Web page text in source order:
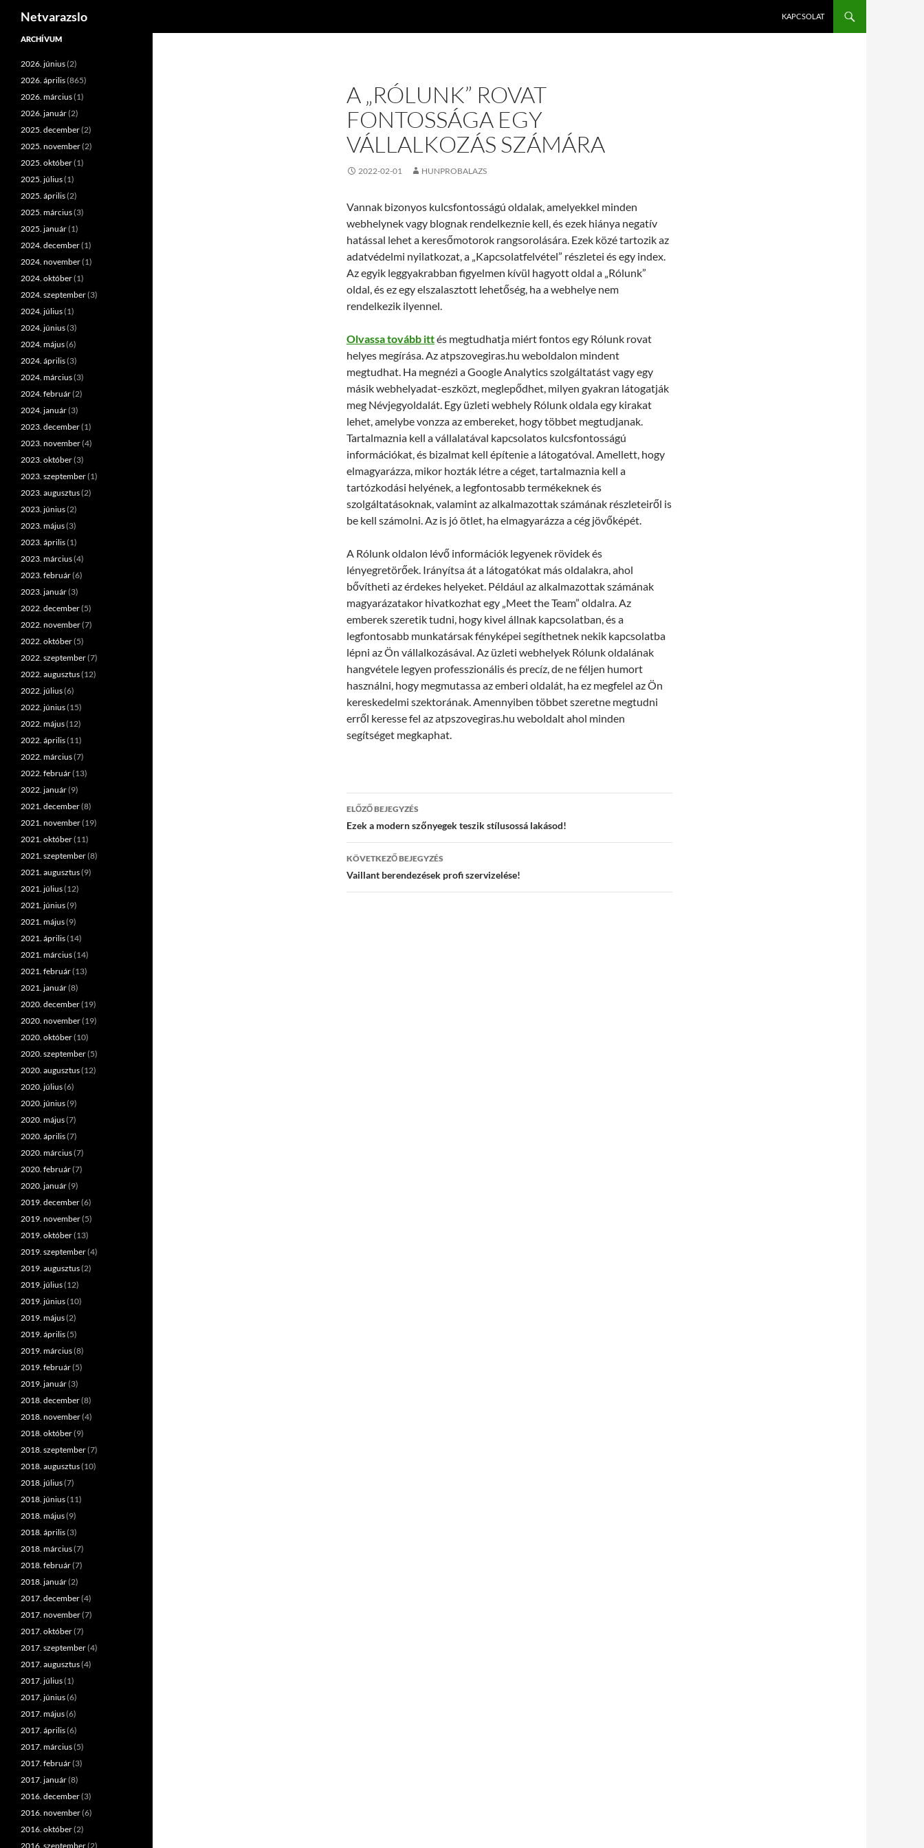
Kilépés
Netvarazslo KAPCSOLAT
A „RÓLUNK” ROVAT
FONTOSSÁGA EGY
VÁLLALKOZÁS SZÁMÁRA
2022-02-01 HUNPROBALAZS
Vannak bizonyos kulcsfontosságú oldalak, amelyekkel minden
webhelynek vagy blognak rendelkeznie kell, és ezek hiánya negatív
hatással lehet a keresőmotorok rangsorolására. Ezek közé tartozik az
adatvédelmi nyilatkozat, a „Kapcsolatfelvétel” részletei és egy index.
Az egyik leggyakrabban figyelmen kívül hagyott oldal a „Rólunk”
oldal, és ez egy elszalasztott lehetőség, ha a webhelye nem
rendelkezik ilyennel.
Olvassa tovább ittés megtudhatja miért fontos egy Rólunk rovat
helyes megírása. Az atpszovegiras.hu weboldalon mindent
megtudhat. Ha megnézi a Google Analytics szolgáltatást vagy egy
másik webhelyadat-eszközt, meglepődhet, milyen gyakran látogatják
meg Névjegyoldalát. Egy üzleti webhely Rólunk oldala egy kirakat
lehet, amelybe vonzza az embereket, hogy többet megtudjanak.
Tartalmaznia kell a vállalatával kapcsolatos kulcsfontosságú
információkat, és bizalmat kell építenie a látogatóval. Amellett, hogy
elmagyarázza, mikor hozták létre a céget, tartalmaznia kell a
tartózkodási helyének, a legfontosabb termékeknek és
szolgáltatásoknak, valamint az alkalmazottak számának részleteiről is
be kell számolni. Az is jó ötlet, ha elmagyarázza a cég jövőképét.
A Rólunk oldalon lévő információk legyenek rövidek és
lényegretörőek. Irányítsa át a látogatókat más oldalakra, ahol
bővítheti az érdekes helyeket. Például az alkalmazottak számának
magyarázatakor hivatkozhat egy „Meet the Team” oldalra. Az
emberek szeretik tudni, hogy kivel állnak kapcsolatban, és a
legfontosabb munkatársak fényképei segíthetnek nekik kapcsolatba
lépni az Ön vállalkozásával. Az üzleti webhelyek Rólunk oldalának
hangvétele legyen professzionális és precíz, de ne féljen humort
használni, hogy megmutassa az emberi oldalát, ha ez megfelel az Ön
kereskedelmi szektorának. Amennyiben többet szeretne megtudni
erről keresse fel az atpszovegiras.hu weboldalt ahol minden
segítséget megkaphat.
Bejegyzés
navigáció
ELŐZŐ BEJEGYZÉS
Ezek a modern szőnyegek teszik stílusossá lakásod!
KÖVETKEZŐ BEJEGYZÉS
Vaillant berendezések profi szervizelése!
ARCHÍVUM
2026. június(2)
2026. április(865)
2026. március(1)
2026. január(2)
2025. december(2)
2025. november(2)
2025. október(1)
2025. július(1)
2025. április(2)
2025. március(3)
2025. január(1)
2024. december(1)
2024. november(1)
2024. október(1)
2024. szeptember(3)
2024. július(1)
2024. június(3)
2024. május(6)
2024. április(3)
2024. március(3)
2024. február(2)
2024. január(3)
2023. december(1)
2023. november(4)
2023. október(3)
2023. szeptember(1)
2023. augusztus(2)
2023. június(2)
2023. május(3)
2023. április(1)
2023. március(4)
2023. február(6)
2023. január(3)
2022. december(5)
2022. november(7)
2022. október(5)
2022. szeptember(7)
2022. augusztus(12)
2022. július(6)
2022. június(15)
2022. május(12)
2022. április(11)
2022. március(7)
2022. február(13)
2022. január(9)
2021. december(8)
2021. november(19)
2021. október(11)
2021. szeptember(8)
2021. augusztus(9)
2021. július(12)
2021. június(9)
2021. május(9)
2021. április(14)
2021. március(14)
2021. február(13)
2021. január(8)
2020. december(19)
2020. november(19)
2020. október(10)
2020. szeptember(5)
2020. augusztus(12)
2020. július(6)
2020. június(9)
2020. május(7)
2020. április(7)
2020. március(7)
2020. február(7)
2020. január(9)
2019. december(6)
2019. november(5)
2019. október(13)
2019. szeptember(4)
2019. augusztus(2)
2019. július(12)
2019. június(10)
2019. május(2)
2019. április(5)
2019. március(8)
2019. február(5)
2019. január(3)
2018. december(8)
2018. november(4)
2018. október(9)
2018. szeptember(7)
2018. augusztus(10)
2018. július(7)
2018. június(11)
2018. május(9)
2018. április(3)
2018. március(7)
2018. február(7)
2018. január(2)
2017. december(4)
2017. november(7)
2017. október(7)
2017. szeptember(4)
2017. augusztus(4)
2017. július(1)
2017. június(6)
2017. május(6)
2017. április(6)
2017. március(5)
2017. február(3)
2017. január(8)
2016. december(3)
2016. november(6)
2016. október(2)
2016. szeptember(2)